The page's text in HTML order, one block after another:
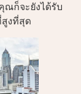
ก็จะยังได้รับ
สูงที่สุด